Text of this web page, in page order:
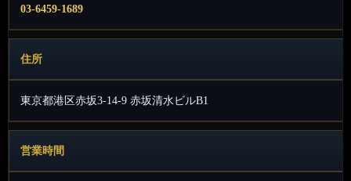
03-6459-1689
住所
東京都港区赤坂3-14-9 赤坂清水ビルB1
営業時間